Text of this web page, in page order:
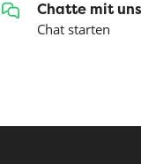
Chatte mit uns
Chat starten